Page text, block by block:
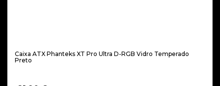
Caixa ATX Phanteks XT Pro Ultra D-RGB Vidro Temperado
Preto